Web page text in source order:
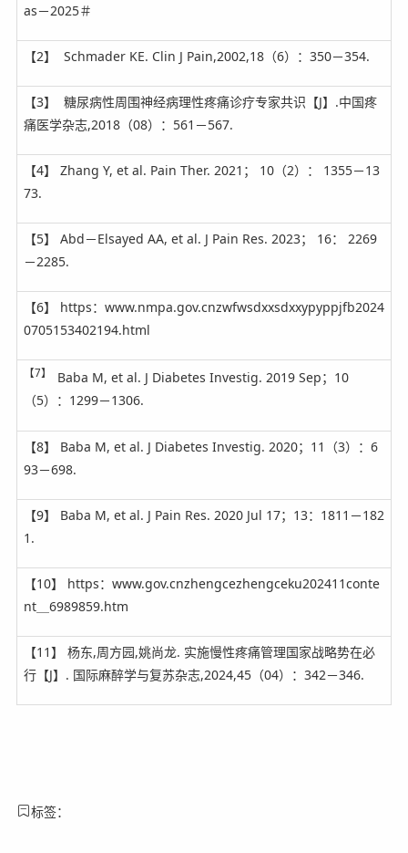
as－2025＃
【2】 Schmader KE. Clin J Pain,2002,18（6）：350－354.
【3】 糖尿病性周围神经病理性疼痛诊疗专家共识【J】.中国疼
痛医学杂志,2018（08）：561－567.
【4】 Zhang Y, et al. Pain Ther. 2021； 10（2）： 1355－13
73.
【5】 Abd－Elsayed AA, et al. J Pain Res. 2023； 16： 2269
－2285.
【6】 https：www.nmpa.gov.cnzwfwsdxxsdxxypyppjfb2024
0705153402194.html
【7】 Baba M, et al. J Diabetes Investig. 2019 Sep；10
（5）：1299－1306.
【8】 Baba M, et al. J Diabetes Investig. 2020；11（3）：6
93－698.
【9】 Baba M, et al. J Pain Res. 2020 Jul 17；13：1811－182
1.
【10】 https：www.gov.cnzhengcezhengceku202411conte
nt＿6989859.htm
【11】 杨东,周方园,姚尚龙. 实施慢性疼痛管理国家战略势在必
行【J】. 国际麻醉学与复苏杂志,2024,45（04）：342－346.
标签：